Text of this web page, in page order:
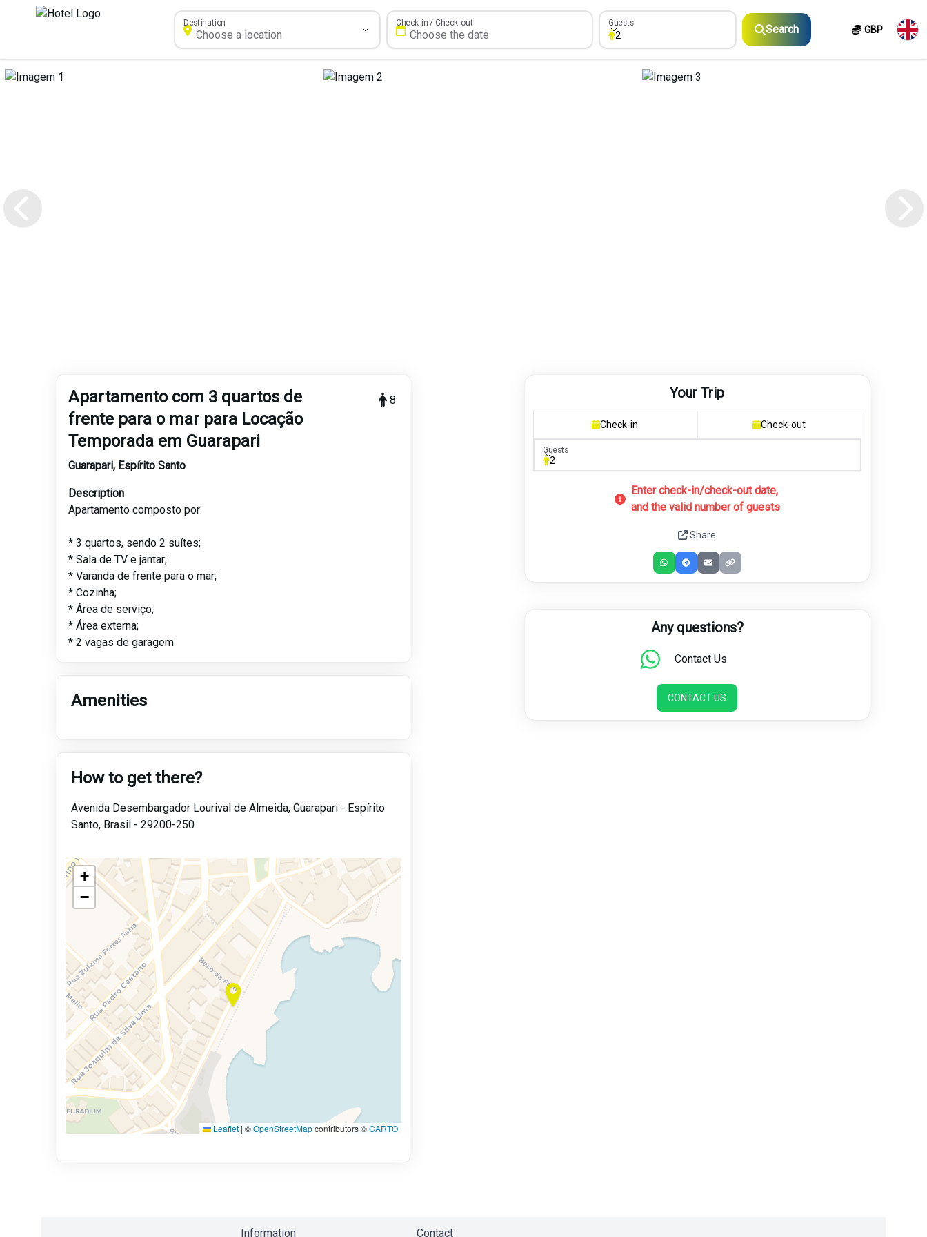
Destination Check-in / Check-out Guests
Guests
2 Search GBP
Apartamento com 3 quartos de
frente para o mar para Locação
Temporada em Guarapari
8
Guarapari, Espírito Santo
Description
Apartamento composto por:
* 3 quartos, sendo 2 suítes;
* Sala de TV e jantar;
* Varanda de frente para o mar;
* Cozinha;
* Área de serviço;
* Área externa;
* 2 vagas de garagem
Amenities
How to get there?
Avenida Desembargador Lourival de Almeida,Guarapari - Espírito
Santo, Brasil -29200-250
+
−
Leaflet | ©OpenStreetMapcontributors ©CARTO
Your Trip
Check-in Check-out
Guests
Guests
2
Enter check-in/check-out date,
and the valid number of guests
Share
Any questions?
Contact Us
CONTACT US
Information Contact